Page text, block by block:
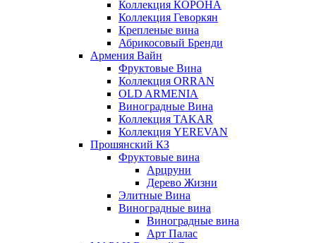
Коллекция КОРОНА
Коллекция Геворкян
Крепленые вина
Абрикосовый Бренди
Армения Вайн
Фруктовые Вина
Коллекция ORRAN
OLD ARMENIA
Виноградные Вина
Коллекция TAKAR
Коллекция YEREVAN
Прошянский КЗ
Фруктовые вина
Арцруни
Дерево Жизни
Элитные Вина
Виноградные вина
Виноградные вина
Арт Палас